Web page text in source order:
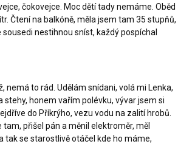
čokovejce. Moc dětí tady nemáme. Oběd
Čtení na balkóně, měla jsem tam 35 stupňů,
nestihnou sníst, každý pospíchal
nemá to rád. Udělám snídani, volá mi Lenka,
honem vařím polévku, vývar jsem si
do Příkrýho, vezu vodu na zalití hrobů.
přišel pán a měnil elektroměr, měl
tak se starostlivě otáčel kde ho máme,